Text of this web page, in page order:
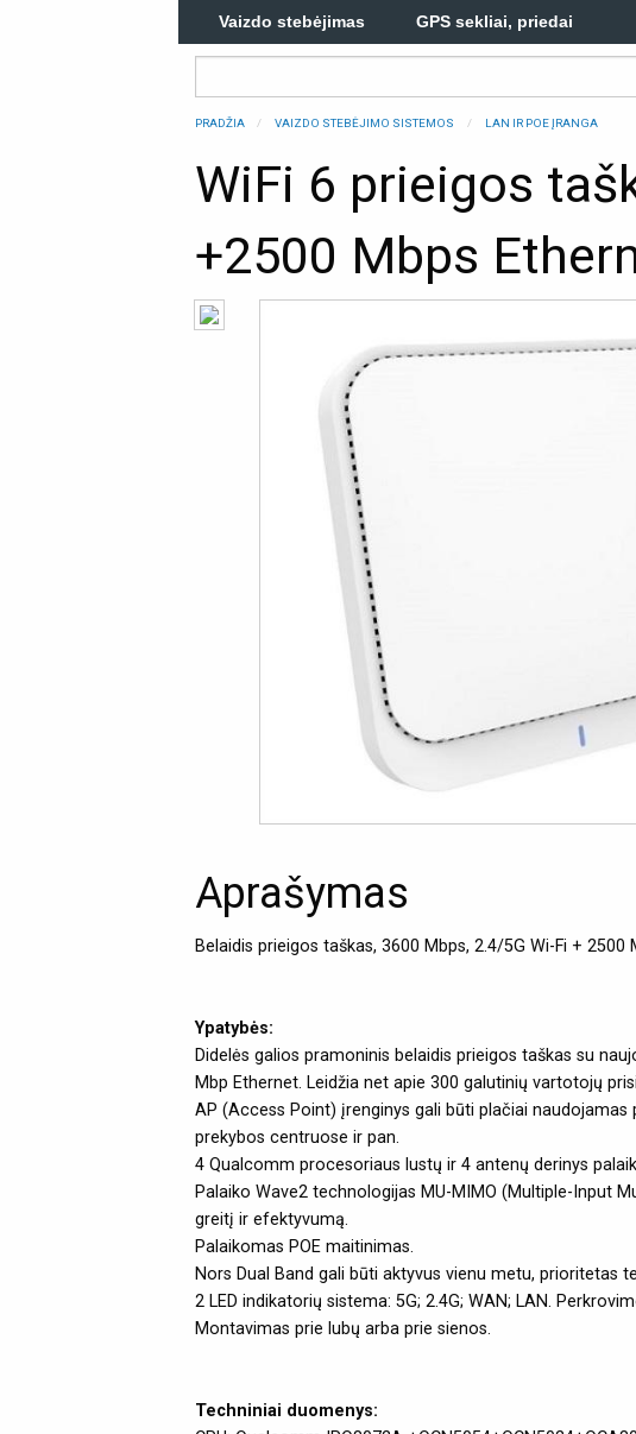
Vaizdo stebėjimas GPS sekliai, priedai
PRADŽIA VAIZDO STEBĖJIMO SISTEMOS LAN IR POE ĮRANGA
WiFi 6 prieigos
+2500 Mbps
Aprašymas
Belaidis prieigos taškas, 3600 Mbps, 2.4/5G Wi-Fi + 2500
Ypatybės:
Didelės galios pramoninis belaidis prieigos taškas su
Mbp Ethernet. Leidžia net apie 300 galutinių vartotojų
AP (Access Point) įrenginys gali būti plačiai
prekybos centruose ir pan.
4 Qualcomm procesoriaus lustų ir 4 antenų derinys
Palaiko Wave2 technologijas MU-MIMO (Multiple-Input
greitį ir efektyvumą.
Palaikomas POE maitinimas.
Nors Dual Band gali būti aktyvus vienu metu, prioritetas
2 LED indikatorių sistema: 5G; 2.4G; WAN; LAN.
Montavimas prie lubų arba prie sienos.
Techniniai duomenys: